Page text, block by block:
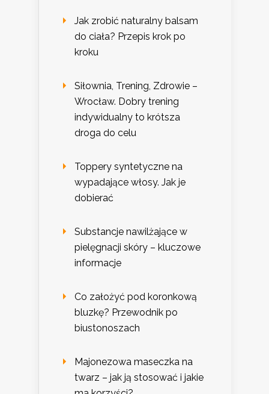
Jak zrobić naturalny balsam
do ciała? Przepis krok po
kroku
Siłownia, Trening, Zdrowie –
Wrocław. Dobry trening
indywidualny to krótsza
droga do celu
Toppery syntetyczne na
wypadające włosy. Jak je
dobierać
Substancje nawilżające w
pielęgnacji skóry – kluczowe
informacje
Co założyć pod koronkową
bluzkę? Przewodnik po
biustonoszach
Majonezowa maseczka na
twarz – jak ją stosować i jakie